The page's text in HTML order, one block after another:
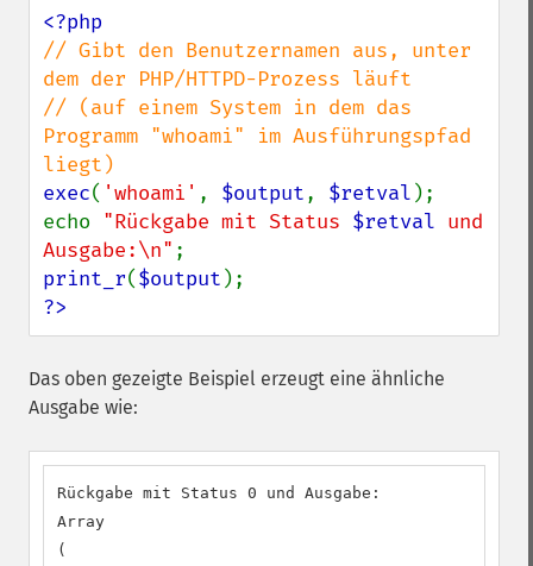
// Gibt den Benutzernamen aus, unter
dem der PHP/HTTPD-Prozess läuft
// (auf einem System in dem das
Programm "whoami" im Ausführungspfad
exec( 'whoami' , $output, $retval );
echo "Rückgabe mit Status $retval und
Ausgabe:\n"
print_r($output
?>
Das oben gezeigte Beispiel erzeugt eine ähnliche
Ausgabe wie:
Rückgabe mit Status 0 und Ausgabe:
Array
(